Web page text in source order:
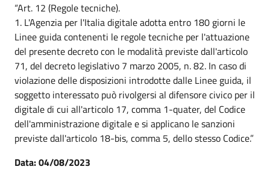
“Art. 12 (Regole tecniche).
1. L'Agenzia per l'Italia digitale adotta entro 180 giorni le
Linee guida contenenti le regole tecniche per l'attuazione
del presente decreto con le modalità previste dall'articolo
71, del decreto legislativo 7 marzo 2005, n. 82. In caso di
violazione delle disposizioni introdotte dalle Linee guida, il
soggetto interessato può rivolgersi al difensore civico per il
digitale di cui all'articolo 17, comma 1-quater, del Codice
dell'amministrazione digitale e si applicano le sanzioni
previste dall'articolo 18-bis, comma 5, dello stesso Codice.”
Data: 04/08/2023